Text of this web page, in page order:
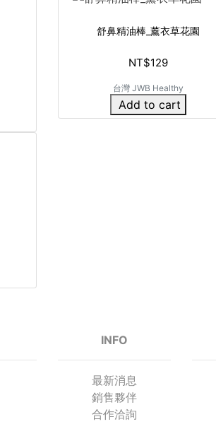
舒鼻精油棒_薰衣草花園
NT$129
台灣 JWB Healthy
Add to cart
INFO
最新消息
銷售夥伴
合作洽詢